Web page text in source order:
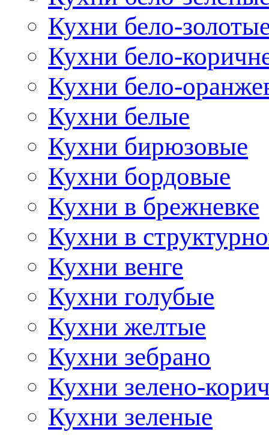
Кухни бело-
Кухни бело-
Кухни бело-
Кухни белые
Кухни бирюзовые
Кухни бордовые
Кухни в брежневке
Кухни в
Кухни венге
Кухни голубые
Кухни желтые
Кухни зебрано
Кухни зелено-
Кухни зеленые